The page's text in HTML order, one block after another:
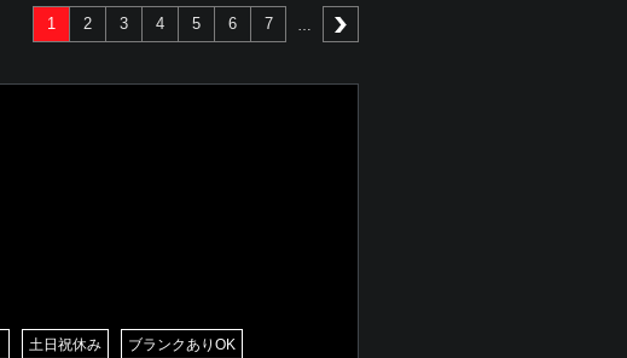
1 2 3 4 5 6 7
土日祝休み ブランクありOK